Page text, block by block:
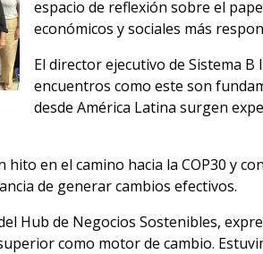
espacio de reflexión sobre el
económicos y sociales más
El director ejecutivo de Sistema
encuentros como este son
desde América Latina surgen
en el camino hacia la COP30 y
de generar cambios efectivos.
Hub de Negocios Sostenibles,
como motor de cambio.